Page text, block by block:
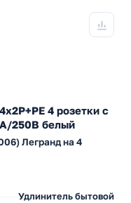
4 розетки с
250В белый
Легранд на 4
Удлинитель бытовой